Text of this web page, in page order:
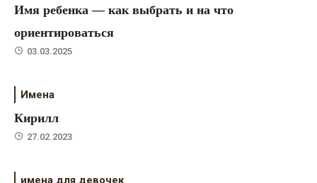
Имя ребенка — как выбрать и на что
ориентироваться
03.03.2025
Имена
Кирилл
27.02.2023
имена для девочек